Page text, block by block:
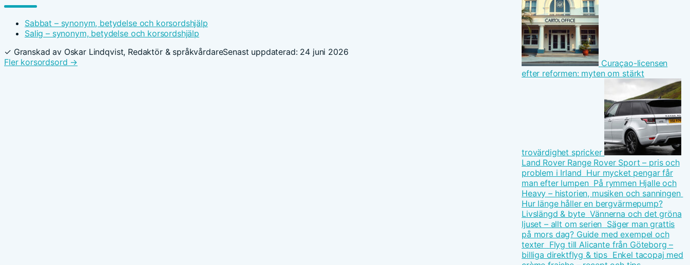
Sabbat – synonym, betydelse och korsordshjälp
Salig – synonym, betydelse och korsordshjälp
✓ Granskad av Oskar Lindqvist, Redaktör & språkvårdareSenast uppdaterad: 24 juni 2026
Fler korsordsord →
Curaçao-licensen
efter reformen: myten om stärkt
trovärdighet spricker
Land Rover Range Rover Sport – pris och
problem i Irland Hur mycket pengar får
man efter lumpen På rymmen Hjalle och
Heavy – historien, musiken och sanningen
Hur länge håller en bergvärmepump?
Livslängd & byte Vännerna och det gröna
ljuset – allt om serien Säger man grattis
på mors dag? Guide med exempel och
texter Flyg till Alicante från Göteborg –
billiga direktflyg & tips Enkel tacopaj med